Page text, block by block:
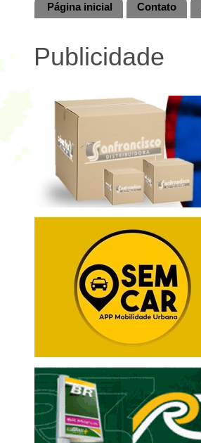
Página inicial Contato
Publicidade